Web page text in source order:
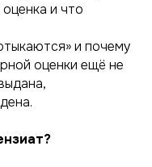
и что
и почему
оценки ещё не